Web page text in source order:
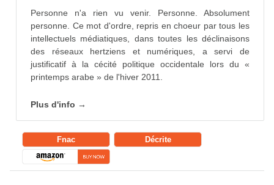
Personne n'a rien vu venir. Personne. Absolument
personne. Ce mot d'ordre, repris en choeur par tous les
intellectuels médiatiques, dans toutes les déclinaisons
des réseaux hertziens et numériques, a servi de
justificatif à la cécité politique occidentale lors du «
printemps arabe » de l'hiver 2011.
Plus d'info →
Fnac Décrite